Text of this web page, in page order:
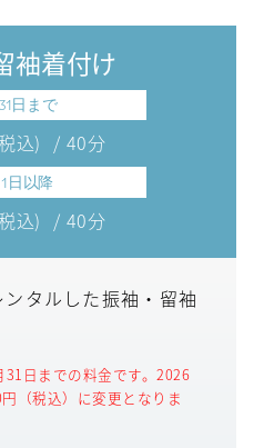
袖着付け
日まで
込) / 40分
日以降
込) / 40分
タルした振袖・留袖
日までの料金です。2026
（税込）に変更となりま